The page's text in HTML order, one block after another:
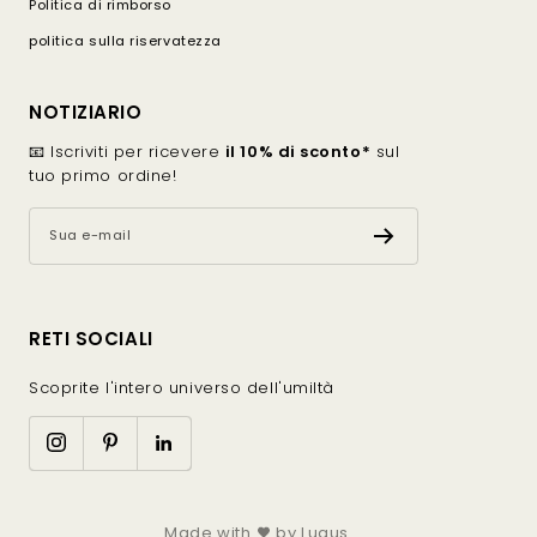
di consumare in modo diverso: comprare meno,
essenziale discreto ma indispensabile.
I materiali di un top ecosostenibile
cotone, top quotidiani e capi in cotone pensati per
Una t-shirt in cotone biologico può essere indossata
con jeans, gonna o pantaloni a vita alta. Offre una base
semplice e confortevole, ideale per creare un look
Politica di rimborso
politica sulla riservatezza
NOTIZIARIO
📧 Iscriviti per ricevere il 10% di sconto* sul
tuo primo ordine!
Sua e-mail
RETI SOCIALI
Scoprite l'intero universo dell'umiltà
Made with by Lugus